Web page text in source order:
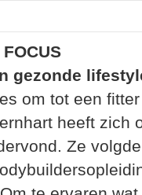
gezonde
om tot een
heeft zich
Ze